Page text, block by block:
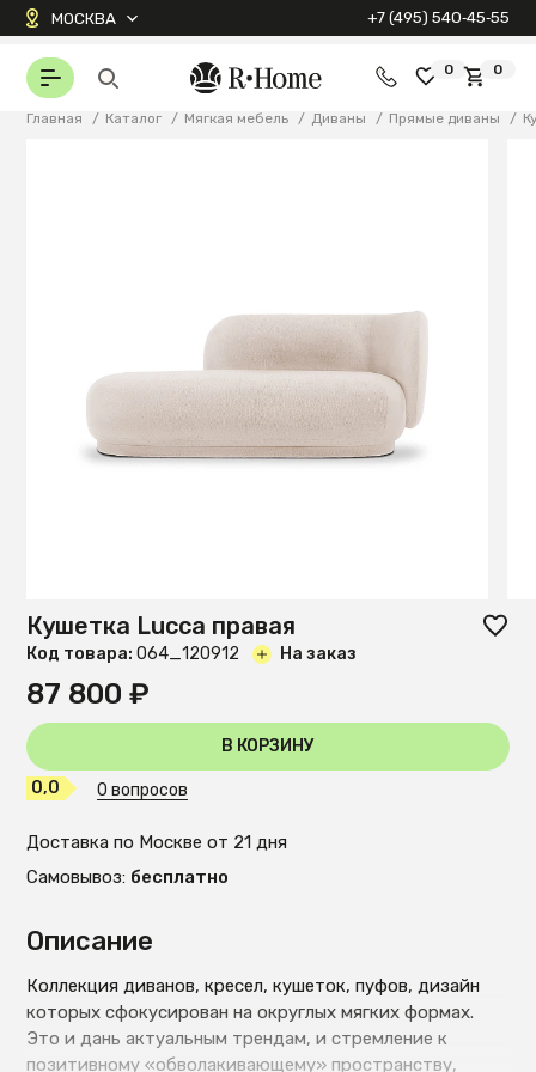
МОСКВА +7 (495) 540‑45‑55
0 0
Главная / Каталог / Мягкая мебель / Диваны / Прямые диваны /
Описание
Коллекция диванов, кресел, кушеток, пуфов, дизайн
которых сфокусирован на округлых мягких формах.
Это и дань актуальным трендам, и стремление к
позитивному «обволакивающему» пространству,
Кушетка Lucca правая
Код товара: O64_120912 На заказ
87 800 ₽
В КОРЗИНУ
0,0 0 вопросов
Доставка по Москве от 21 дня
Самовывоз: бесплатно